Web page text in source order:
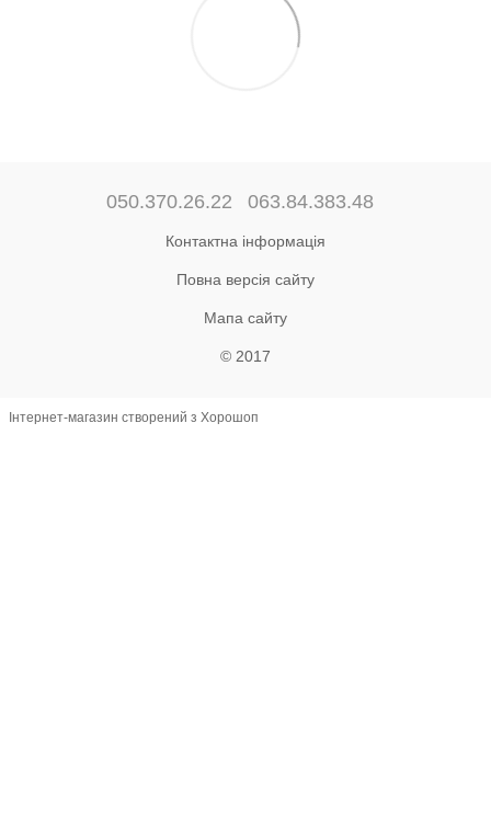
050.370.26.22 063.84.383.48
Контактна інформація
Повна версія сайту
Мапа сайту
© 2017
Інтернет-магазин створений з Хорошоп